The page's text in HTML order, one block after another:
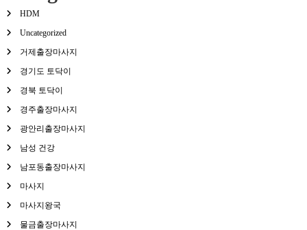
HDM
Uncategorized
거제출장마사지
경기도 토닥이
경북 토닥이
경주출장마사지
광안리출장마사지
남성 건강
남포동출장마사지
마사지
마사지왕국
물금출장마사지